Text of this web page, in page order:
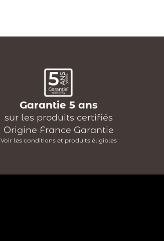
Garantie 5 ans
sur les produits certifiés
Origine France Garantie
Voir les conditions et produits éligibles